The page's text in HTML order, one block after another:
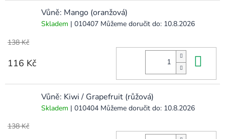
Vůně: Mango (oranžová)
Skladem | 010407 Můžeme doručit do: 10.8.2026
138 Kč
116 Kč
Vůně: Kiwi / Grapefruit (růžová)
Skladem | 010404 Můžeme doručit do: 10.8.2026
138 Kč